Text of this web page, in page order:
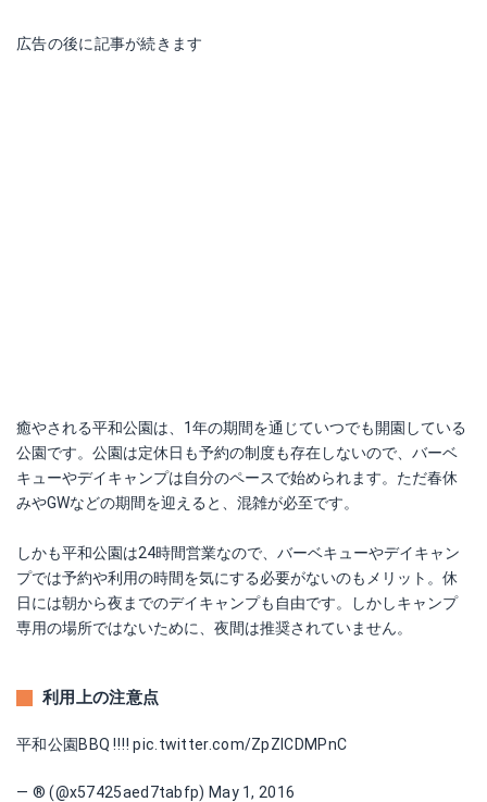
広告の後に記事が続きます
癒やされる平和公園は、1年の期間を通じていつでも開園している
公園です。公園は定休日も予約の制度も存在しないので、バーベ
キューやデイキャンプは自分のペースで始められます。ただ春休
みやGWなどの期間を迎えると、混雑が必至です。
しかも平和公園は24時間営業なので、バーベキューやデイキャン
プでは予約や利用の時間を気にする必要がないのもメリット。休
日には朝から夜までのデイキャンプも自由です。しかしキャンプ
専用の場所ではないために、夜間は推奨されていません。
利用上の注意点
平和公園BBQ ‼︎‼︎pic.twitter.com/ZpZICDMPnC
— ®️ (@x57425aed7tabfp) May 1, 2016